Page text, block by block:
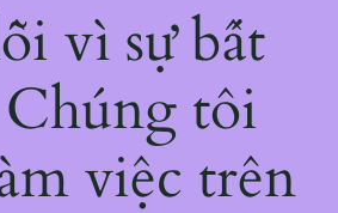
vì sự bất
tôi
việc trên